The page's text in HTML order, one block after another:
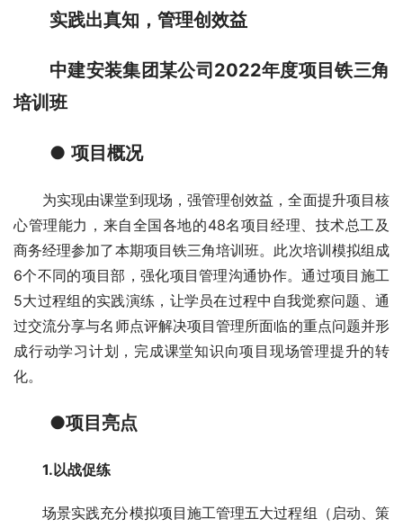
实践出真知，管理创效益
中建安装集团某公司2022年度项目铁三角
培训班
● 项目概况
为实现由课堂到现场，强管理创效益，全面提升项目核
心管理能力，来自全国各地的48名项目经理、技术总工及
商务经理参加了本期项目铁三角培训班。此次培训模拟组成
6个不同的项目部，强化项目管理沟通协作。通过项目施工
5大过程组的实践演练，让学员在过程中自我觉察问题、通
过交流分享与名师点评解决项目管理所面临的重点问题并形
成行动学习计划，完成课堂知识向项目现场管理提升的转
化。
●项目亮点
1.以战促练
场景实践充分模拟项目施工管理五大过程组（启动、策